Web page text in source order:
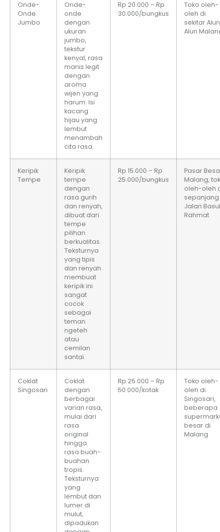
Onde-
Onde
Jumbo
Onde-
onde
dengan
ukuran
jumbo,
tekstur
kenyal, rasa
manis legit
dengan
aroma
wijen yang
harum. Isi
kacang
hijau yang
lembut
menambah
cita rasa.
Rp 20.000 – Rp
30.000/bungkus
Toko oleh-
oleh di
sekitar
Alun
Keripik
Tempe
Keripik
tempe
dengan
rasa gurih
dan renyah,
dibuat dari
tempe
pilihan
berkualitas.
Teksturnya
yang tipis
dan renyah
membuat
keripik ini
sangat
cocok
sebagai
teman
ngeteh
atau
cemilan
santai.
Rp 15.000 – Rp
25.000/bungkus
Pasar
Malang,
oleh-oleh
sepanjang
Jalan
Rahmat
Coklat
Singosari
Coklat
dengan
berbagai
varian rasa,
mulai dari
rasa
original
hingga
rasa buah-
buahan
tropis.
Teksturnya
yang
lembut dan
lumer di
mulut,
dipadukan
Rp 25.000 – Rp
50.000/kotak
Toko oleh-
oleh di
Singosari,
beberapa
besar di
Malang